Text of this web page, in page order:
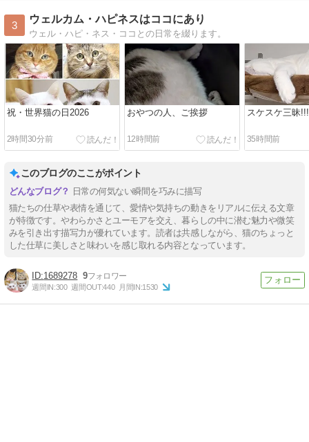
3
ウェルカム・ハピネスはココにあり
ウェル・ハピ・ネス・ココとの日常を綴ります。
祝・世界猫の日2026
2時間30分前
おやつの人、ご挨拶
12時間前
スケスケ三昧!!!
35時間前
このブログのここがポイント
日常の何気ない瞬間を巧みに描写
猫たちの仕草や表情を通じて、愛情や気持ちの動きをリアルに伝える文章
が特徴です。やわらかさとユーモアを交え、暮らしの中に潜む魅力や微笑
みを引き出す描写力が優れています。読者は共感しながら、猫のちょっと
した仕草に美しさと味わいを感じ取れる内容となっています。
1689278 9
週間IN:300 週間OUT:440 月間IN:1530